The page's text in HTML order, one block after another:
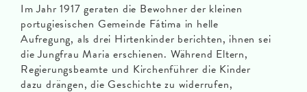
Im Jahr 1917 geraten die Bewohner der kleinen
portugiesischen Gemeinde Fátima in helle
Aufregung, als drei Hirtenkinder berichten, ihnen sei
die Jungfrau Maria erschienen. Während Eltern,
Regierungsbeamte und Kirchenführer die Kinder
dazu drängen, die Geschichte zu widerrufen,